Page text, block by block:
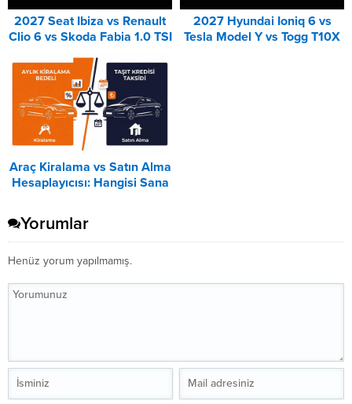
2027 Seat Ibiza vs Renault
Clio 6 vs Skoda Fabia 1.0 TSI
2027 Hyundai Ioniq 6 vs
Tesla Model Y vs Togg T10X
Araç Kiralama vs Satın Alma
Hesaplayıcısı: Hangisi Sana
Yorumlar
Henüz yorum yapılmamış.